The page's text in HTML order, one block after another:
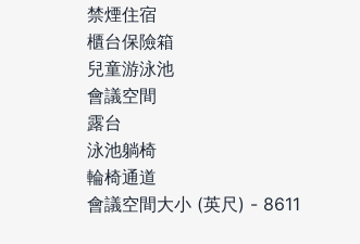
禁煙住宿
櫃台保險箱
兒童游泳池
會議空間
露台
泳池躺椅
輪椅通道
會議空間大小 (英尺) - 8611